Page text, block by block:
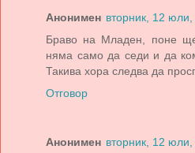
Анонимен вторник, 12
Браво на Младен, поне
няма само да седи и да
Такива хора следва да
Отговор
Анонимен вторник, 12